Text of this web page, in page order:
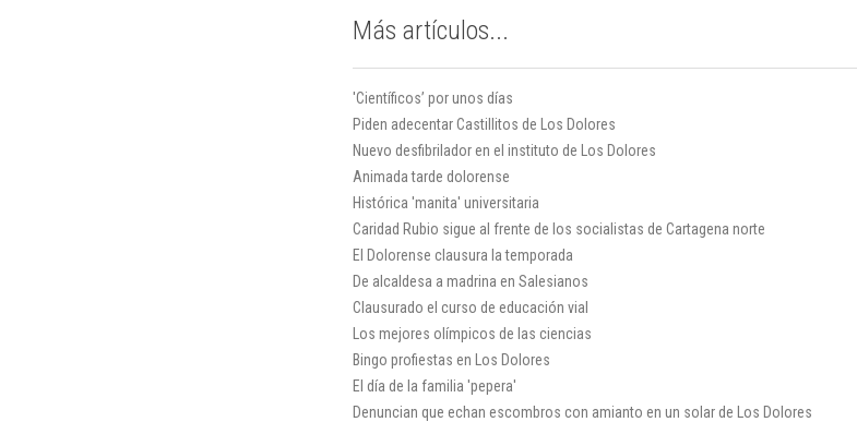
Más artículos...
'Científicos’ por unos días
Piden adecentar Castillitos de Los Dolores
Nuevo desfibrilador en el instituto de Los Dolores
Animada tarde dolorense
Histórica 'manita' universitaria
Caridad Rubio sigue al frente de los socialistas de Cartagena norte
El Dolorense clausura la temporada
De alcaldesa a madrina en Salesianos
Clausurado el curso de educación vial
Los mejores olímpicos de las ciencias
Bingo profiestas en Los Dolores
El día de la familia 'pepera'
Denuncian que echan escombros con amianto en un solar de Los Dolores